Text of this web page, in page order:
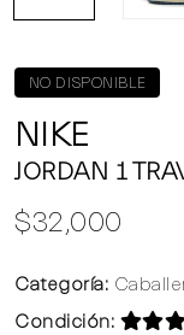
NO DISPONIBLE
NIKE
JORDAN 1
$32,000
Categoría:
Condición: